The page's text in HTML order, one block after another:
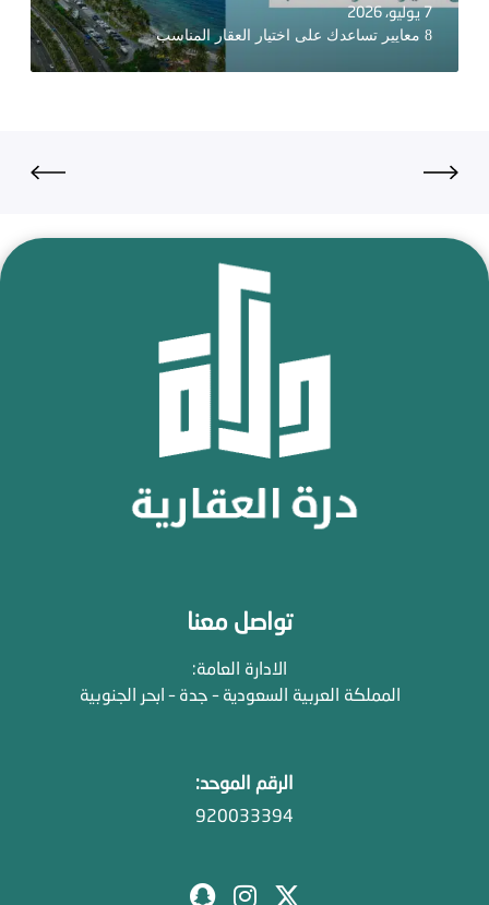
7 يوليو، 2026
8 معايير تساعدك على اختيار العقار المناسب
تواصل معنا
الادارة العامة:
المملكة العربية السعودية – جدة – ابحر الجنوبية
الرقم الموحد:
920033394